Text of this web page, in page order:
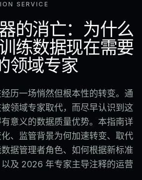
SERVICE
的消亡：为什么
练数据现在需要
领域专家
历一场悄然但根本性的转变。通
领域专家取代，而尽早认识到这
意义的数据质量优势。本指南详
、监管背景为何加速转变、取代
据管理者角色、如何根据新标准
及 2026 年专家主导注释的运营